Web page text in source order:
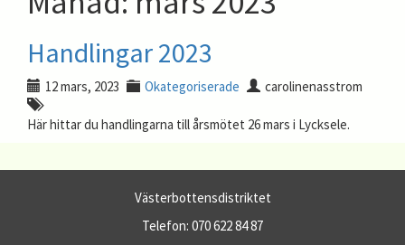
Handlingar 2023
12 mars, 2023 Okategoriserade carolinenasstrom
Här hittar du handlingarna till årsmötet 26 mars i Lycksele.
Västerbottensdistriktet
Telefon: 070 622 84 87